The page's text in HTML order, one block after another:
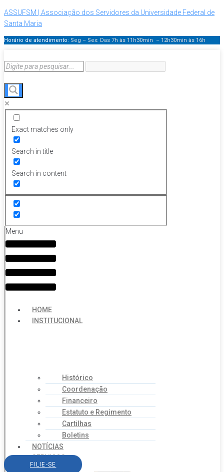
ASSUFSM | Associação dos Servidores da Universidade Federal de
Santa Maria
Horário de atendimento: Seg – Sex: Das 7h às 11h30min – 12h30min às 16h
Exact matches only
Search in title
Search in content
Menu
HOME
INSTITUCIONAL
Histórico
Coordenação
Financeiro
Estatuto e Regimento
Cartilhas
Boletins
NOTÍCIAS
SERVIÇOS
AGENDA
FILIE-SE